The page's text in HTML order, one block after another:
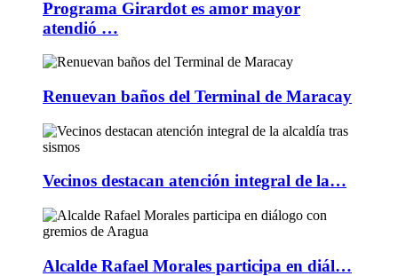
Programa Girardot es amor mayor
atendió …
Renuevan baños del Terminal de Maracay
Vecinos destacan atención integral de la…
Alcalde Rafael Morales participa en diál…